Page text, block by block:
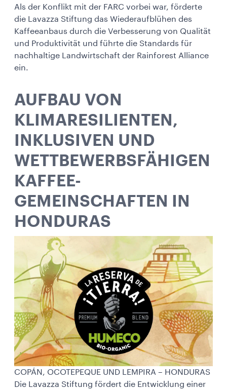
Als der Konflikt mit der FARC vorbei war, förderte
die Lavazza Stiftung das Wiederaufblühen des
Kaffeeanbaus durch die Verbesserung von Qualität
und Produktivität und führte die Standards für
nachhaltige Landwirtschaft der Rainforest Alliance
ein.
AUFBAU VON
KLIMARESILIENTEN,
INKLUSIVEN UND
WETTBEWERBSFÄHIGEN
KAFFEE-
GEMEINSCHAFTEN IN
HONDURAS
COPÁN, OCOTEPEQUE UND LEMPIRA – HONDURAS
Die Lavazza Stiftung fördert die Entwicklung einer